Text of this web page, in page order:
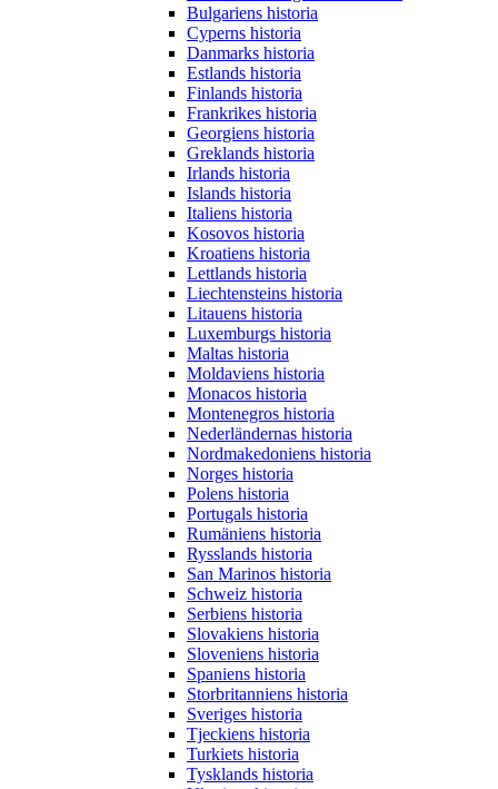
Bulgariens historia
Cyperns historia
Danmarks historia
Estlands historia
Finlands historia
Frankrikes historia
Georgiens historia
Greklands historia
Irlands historia
Islands historia
Italiens historia
Kosovos historia
Kroatiens historia
Lettlands historia
Liechtensteins historia
Litauens historia
Luxemburgs historia
Maltas historia
Moldaviens historia
Monacos historia
Montenegros historia
Nederländernas historia
Nordmakedoniens historia
Norges historia
Polens historia
Portugals historia
Rumäniens historia
Rysslands historia
San Marinos historia
Schweiz historia
Serbiens historia
Slovakiens historia
Sloveniens historia
Spaniens historia
Storbritanniens historia
Sveriges historia
Tjeckiens historia
Turkiets historia
Tysklands historia